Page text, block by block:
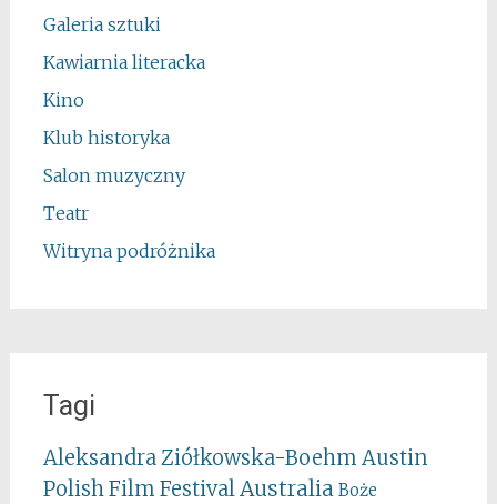
Galeria sztuki
Kawiarnia literacka
Kino
Klub historyka
Salon muzyczny
Teatr
Witryna podróżnika
Tagi
Aleksandra Ziółkowska-Boehm Austin
Polish Film FestivalAustralia Boże